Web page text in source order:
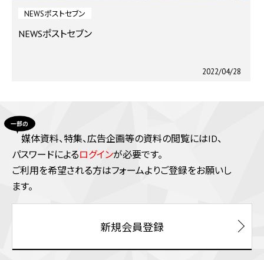
NEWSポストセブン
NEWSポストセブン
2022/04/28
媒体資料、特集、広告企画等の資料の閲覧にはID、
パスワードによるログインが必要です。
ご利⽤を希望される⽅はフォームよりご登録をお願いし
ます。
新規会員登録